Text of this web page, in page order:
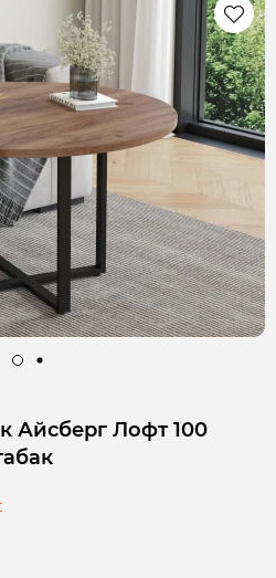
Айсберг Лофт 100